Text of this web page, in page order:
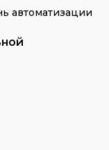
автоматизации